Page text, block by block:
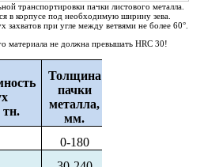
транспортировки пачки листового металла.
в корпусе под необходимую ширину зева.
захватов при угле между ветвями не более 60°.
материала не должна превышать HRC 30!
тн.
Толщина
пачки
металла,
мм.
0-180